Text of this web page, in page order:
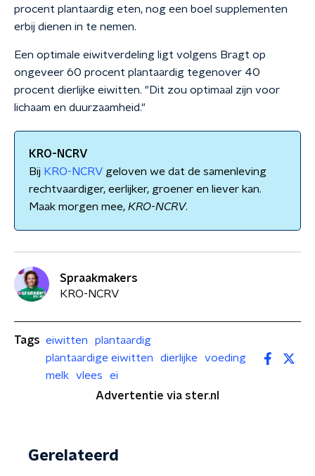
procent plantaardig eten, nog een boel supplementen
erbij dienen in te nemen.
Een optimale eiwitverdeling ligt volgens Bragt op
ongeveer 60 procent plantaardig tegenover 40
procent dierlijke eiwitten. "Dit zou optimaal zijn voor
lichaam en duurzaamheid."
KRO-NCRV
Bij KRO-NCRV geloven we dat de samenleving
rechtvaardiger, eerlijker, groener en liever kan.
Maak morgen mee, KRO-NCRV.
Spraakmakers
KRO-NCRV
Tags eiwitten
plantaardig
plantaardige eiwitten
dierlijke
voeding
melk
vlees
ei
Advertentie via ster.nl
Gerelateerd